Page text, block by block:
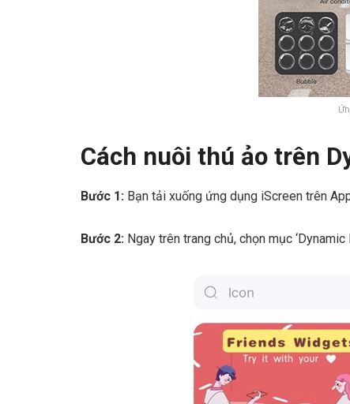
Cách nuôi thú ảo trên
Bước 1: Bạn tải xuống ứng dụng iScreen trên
Bước 2: Ngay trên trang chủ, chọn mục ‘Dynamic